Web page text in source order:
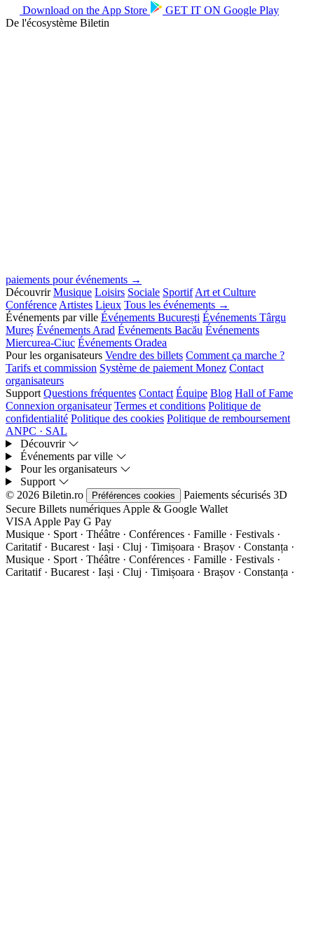
Download on the App Store GET IT ON Google Play
De l'écosystème Biletin
paiements pour événements →
Découvrir Musique Loisirs Sociale Sportif Art et Culture
Conférence Artistes Lieux Tous les événements →
Événements par ville Événements București Événements Târgu
Mureș Événements Arad Événements Bacău Événements
Miercurea-Ciuc Événements Oradea
Pour les organisateurs Vendre des billets Comment ça marche ?
Tarifs et commission Système de paiement Monez Contact
organisateurs
Support Questions fréquentes Contact Équipe Blog Hall of Fame
Connexion organisateur Termes et conditions Politique de
confidentialité Politique des cookies Politique de remboursement
ANPC · SAL
Découvrir
Événements par ville
Pour les organisateurs
Support
© 2026 Biletin.ro
Préférences cookies Paiements sécurisés 3D
Secure Billets numériques Apple & Google Wallet
VISA Apple Pay G Pay
Musique · Sport · Théâtre · Conférences · Famille · Festivals ·
Caritatif · Bucarest · Iași · Cluj · Timișoara · Brașov · Constanța ·
Musique · Sport · Théâtre · Conférences · Famille · Festivals ·
Caritatif · Bucarest · Iași · Cluj · Timișoara · Brașov · Constanța ·